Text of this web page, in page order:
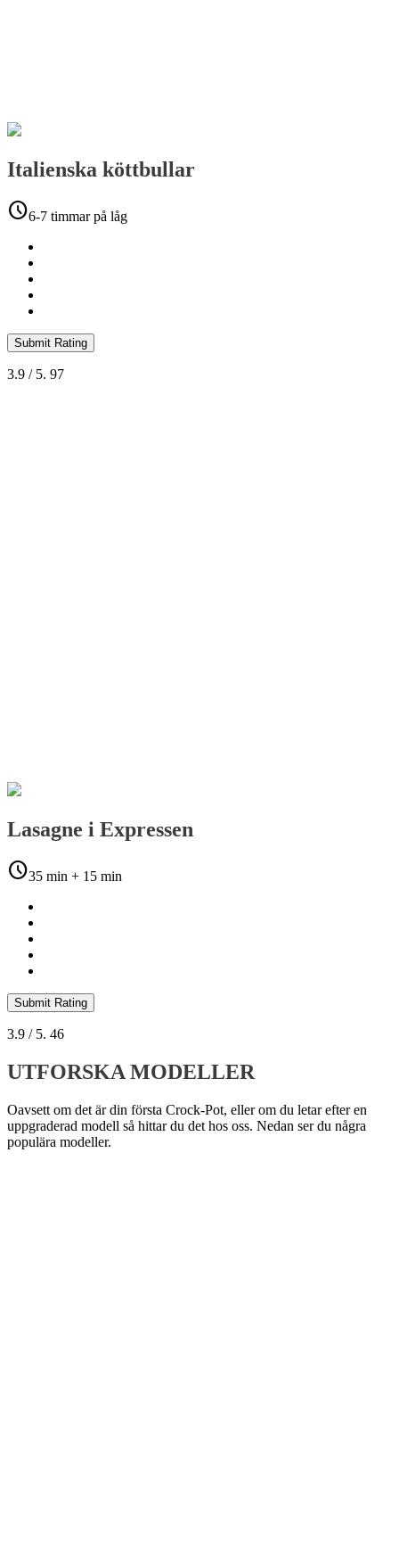
Italienska köttbullar
schedule6-7 timmar på låg
Submit Rating
3.9 / 5. 97
Lasagne i Expressen
schedule35 min + 15 min
Submit Rating
3.9 / 5. 46
UTFORSKA MODELLER
Oavsett om det är din första Crock-Pot, eller om du letar efter en
uppgraderad modell så hittar du det hos oss. Nedan ser du några
populära modeller.